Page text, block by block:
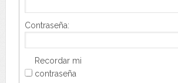
Contraseña:
Recordar mi
contraseña